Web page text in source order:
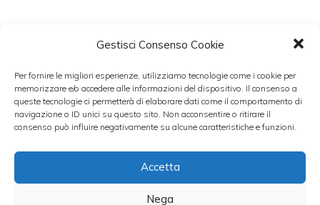
Gestisci Consenso Cookie
Per fornire le migliori esperienze, utilizziamo tecnologie come i cookie per
memorizzare e/o accedere alle informazioni del dispositivo. Il consenso a
queste tecnologie ci permetterà di elaborare dati come il comportamento di
navigazione o ID unici su questo sito. Non acconsentire o ritirare il
consenso può influire negativamente su alcune caratteristiche e funzioni.
Accetta
Nega